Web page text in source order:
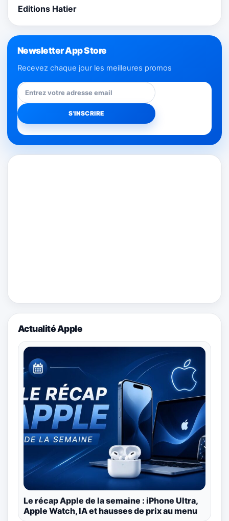
Editions Hatier
Newsletter App Store
Recevez chaque jour les meilleures promos
Actualité Apple
Le récap Apple de la semaine : iPhone Ultra,
Apple Watch, IA et hausses de prix au menu